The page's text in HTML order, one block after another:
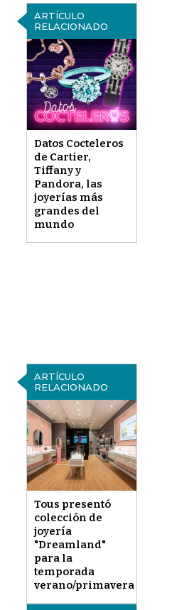
ARTÍCULO
RELACIONADO
Datos Cocteleros
de Cartier,
Tiffany y
Pandora, las
joyerías más
grandes del
mundo
ARTÍCULO
RELACIONADO
Tous presentó
colección de
joyería
"Dreamland"
para la
temporada
verano/primavera